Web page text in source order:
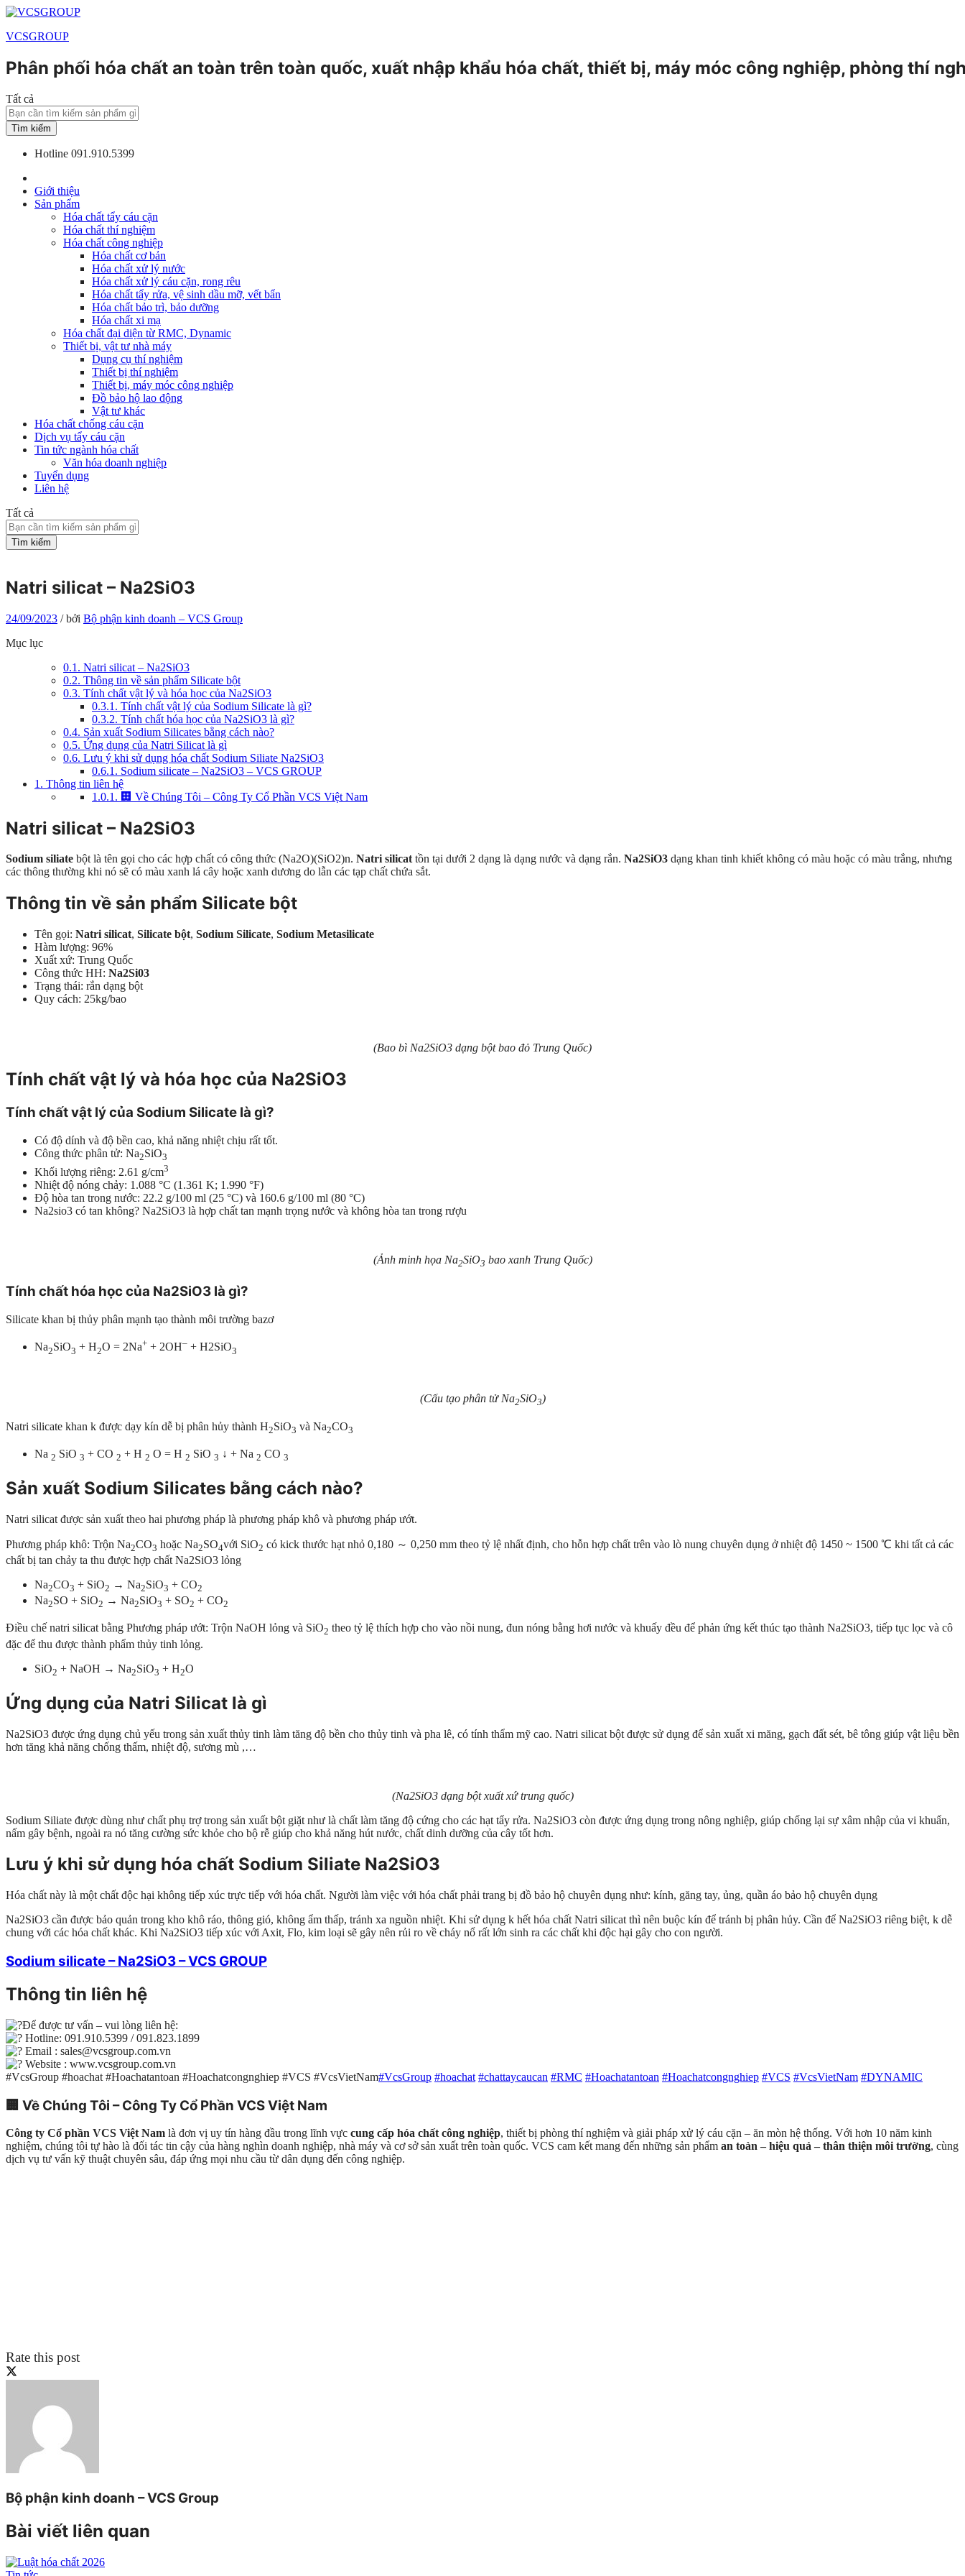
VCSGROUP
Phân phối hóa chất an toàn trên toàn quốc, xuất nhập khẩu hóa chất, thiết bị, máy móc công nghiệp, phòng thí
Tất cả
Tìm kiếm
Hotline 091.910.5399
Giới thiệu
Sản phẩm
Hóa chất tẩy cáu cặn
Hóa chất thí nghiệm
Hóa chất công nghiệp
Hóa chất cơ bản
Hóa chất xử lý nước
Hóa chất xử lý cáu cặn, rong rêu
Hóa chất tẩy rửa, vệ sinh dầu mỡ, vết bẩn
Hóa chất bảo trì, bảo dưỡng
Hóa chất xi mạ
Hóa chất đại diện từ RMC, Dynamic
Thiết bị, vật tư nhà máy
Dụng cụ thí nghiệm
Thiết bị thí nghiệm
Thiết bị, máy móc công nghiệp
Đồ bảo hộ lao động
Vật tư khác
Hóa chất chống cáu cặn
Dịch vụ tẩy cáu cặn
Tin tức ngành hóa chất
Văn hóa doanh nghiệp
Tuyển dụng
Liên hệ
Tất cả
Tìm kiếm
Natri silicat – Na2SiO3
24/09/2023 /bởi Bộ phận kinh doanh – VCS Group
Mục lục
0.1. Natri silicat – Na2SiO3
0.2. Thông tin về sản phẩm Silicate bột
0.3. Tính chất vật lý và hóa học của Na2SiO3
0.3.1. Tính chất vật lý của Sodium Silicate là gì?
0.3.2. Tính chất hóa học của Na2SiO3 là gì?
0.4. Sản xuất Sodium Silicates bằng cách nào?
0.5. Ứng dụng của Natri Silicat là gì
0.6. Lưu ý khi sử dụng hóa chất Sodium Siliate Na2SiO3
0.6.1. Sodium silicate – Na2SiO3 – VCS GROUP
1. Thông tin liên hệ
1.0.1. 🏢 Về Chúng Tôi – Công Ty Cổ Phần VCS Việt Nam
Natri silicat – Na2SiO3
Sodium siliate bột là tên gọi cho các hợp chất có công thức (Na2O)(SiO2)n. Natri silicattồn tại dưới 2 dạng là dạng nước và dạng rắn. Na2SiO3 dạng khan tinh khiết không có màu hoặc có màu trắng, nhưng
các thông thường khi nó sẽ có màu xanh lá cây hoặc xanh dương do lẫn các tạp chất chứa sắt.
Thông tin về sản phẩm Silicate bột
Tên gọi: Natri silicat, Silicate bột, Sodium Silicate, Sodium Metasilicate
Hàm lượng: 96%
Xuất xứ: Trung Quốc
Công thức HH: Na2Si03
Trạng thái: rắn dạng bột
Quy cách: 25kg/bao
(Bao bì Na2SiO3 dạng bột bao đỏ Trung Quốc)
Tính chất vật lý và hóa học của Na2SiO3
Tính chất vật lý của Sodium Silicate là gì?
Có độ dính và độ bền cao, khả năng nhiệt chịu rất tốt.
Công thức phân tử: Na2SiO3
Khối lượng riêng: 2.61 g/cm3
Nhiệt độ nóng chảy: 1.088 °C (1.361 K; 1.990 °F)
Độ hòa tan trong nước: 22.2 g/100 ml (25 °C) và 160.6 g/100 ml (80 °C)
Na2sio3 có tan không? Na2SiO3 là hợp chất tan mạnh trọng nước và không hòa tan trong rượu
(Ảnh minh họa Na2SiO3 bao xanh Trung Quốc)
Tính chất hóa học của Na2SiO3 là gì?
Silicate khan bị thủy phân mạnh tạo thành môi trường bazơ
Na2SiO3 + H2O = 2Na+ + 2OH– + H2SiO3
(Cấu tạo phân tử Na2SiO3)
Natri silicate khan k được dạy kín dễ bị phân hủy thành H2SiO3 và Na2CO3
Na 2 SiO 3 + CO 2 + H 2 O = H 2 SiO 3 ↓ + Na 2 CO 3
Sản xuất Sodium Silicates bằng cách nào?
Natri silicat được sản xuất theo hai phương pháp là phương pháp khô và phương pháp ướt.
Phương pháp khô: Trộn Na2CO3 hoặc Na2SO4với SiO2 có kick thước hạt nhỏ 0,180 ～ 0,250 mm theo tỷ lệ nhất định, cho hỗn hợp chất trên vào lò nung chuyên dụng ở nhiệt độ 1450 ~ 1500 ℃ khi tất cả các
chất bị tan chảy ta thu được hợp chất Na2SiO3 lỏng
Na2CO3 + SiO2 → Na2SiO3 + CO2
Na2SO + SiO2 → Na2SiO3 + SO2 + CO2
Điều chế natri silicat bằng Phương pháp ướt: Trộn NaOH lỏng và SiO2 theo tỷ lệ thích hợp cho vào nồi nung, đun nóng bằng hơi nước và khuấy đều để phản ứng kết thúc tạo thành Na2SiO3, tiếp tục lọc và cô
đặc để thu được thành phẩm thủy tinh lỏng.
SiO2 + NaOH → Na2SiO3 + H2O
Ứng dụng của Natri Silicat là gì
Na2SiO3 được ứng dụng chủ yếu trong sản xuất thủy tinh làm tăng độ bền cho thủy tinh và pha lê, có tính thẩm mỹ cao. Natri silicat bột được sử dụng để sản xuất xi măng, gạch đất sét, bê tông giúp vật liệu bền
hơn tăng khả năng chống thấm, nhiệt độ, sương mù ,…
(Na2SiO3 dạng bột xuất xứ trung quốc)
Sodium Siliate được dùng như chất phụ trợ trong sản xuất bột giặt như là chất làm tăng độ cứng cho các hạt tẩy rửa. Na2SiO3 còn được ứng dụng trong nông nghiệp, giúp chống lại sự xâm nhập của vi khuẩn,
nấm gây bệnh, ngoài ra nó tăng cường sức khỏe cho bộ rễ giúp cho khả năng hút nước, chất dinh dưỡng của cây tốt hơn.
Lưu ý khi sử dụng hóa chất Sodium Siliate Na2SiO3
Hóa chất này là một chất độc hại không tiếp xúc trực tiếp với hóa chất. Người làm việc với hóa chất phải trang bị đồ bảo hộ chuyên dụng như: kính, găng tay, ủng, quần áo bảo hộ chuyên dụng
Na2SiO3 cần được bảo quản trong kho khô ráo, thông gió, không ẩm thấp, tránh xa nguồn nhiệt. Khi sử dụng k hết hóa chất Natri silicat thì nên buộc kín để tránh bị phân hủy. Cần để Na2SiO3 riêng biệt, k dễ
chung với các hóa chất khác. Khi Na2SiO3 tiếp xúc với Axit, Flo, kim loại sẽ gây nên rủi ro về cháy nổ rất lớn sinh ra các chất khi độc hại gây cho con người.
Sodium silicate – Na2SiO3 – VCS GROUP
Thông tin liên hệ
Để được tư vấn – vui lòng liên hệ:
Hotline: 091.910.5399 / 091.823.1899
Email : sales@vcsgroup.com.vn
Website : www.vcsgroup.com.vn
#VcsGroup #hoachat #Hoachatantoan #Hoachatcongnghiep #VCS #VcsVietNam#VcsGroup #hoachat #chattaycaucan #RMC #Hoachatantoan #Hoachatcongnghiep #VCS #VcsVietNam #DYNAMIC
🏢 Về Chúng Tôi – Công Ty Cổ Phần VCS Việt Nam
Công ty Cổ phần VCS Việt Nam là đơn vị uy tín hàng đầu trong lĩnh vực cung cấp hóa chất công nghiệp, thiết bị phòng thí nghiệm và giải pháp xử lý cáu cặn – ăn mòn hệ thống. Với hơn 10 năm kinh
nghiệm, chúng tôi tự hào là đối tác tin cậy của hàng nghìn doanh nghiệp, nhà máy và cơ sở sản xuất trên toàn quốc. VCS cam kết mang đến những sản phẩm an toàn – hiệu quả – thân thiện môi trường, cùng
dịch vụ tư vấn kỹ thuật chuyên sâu, đáp ứng mọi nhu cầu từ dân dụng đến công nghiệp.
Rate this post
Bộ phận kinh doanh – VCS Group
Bài viết liên quan